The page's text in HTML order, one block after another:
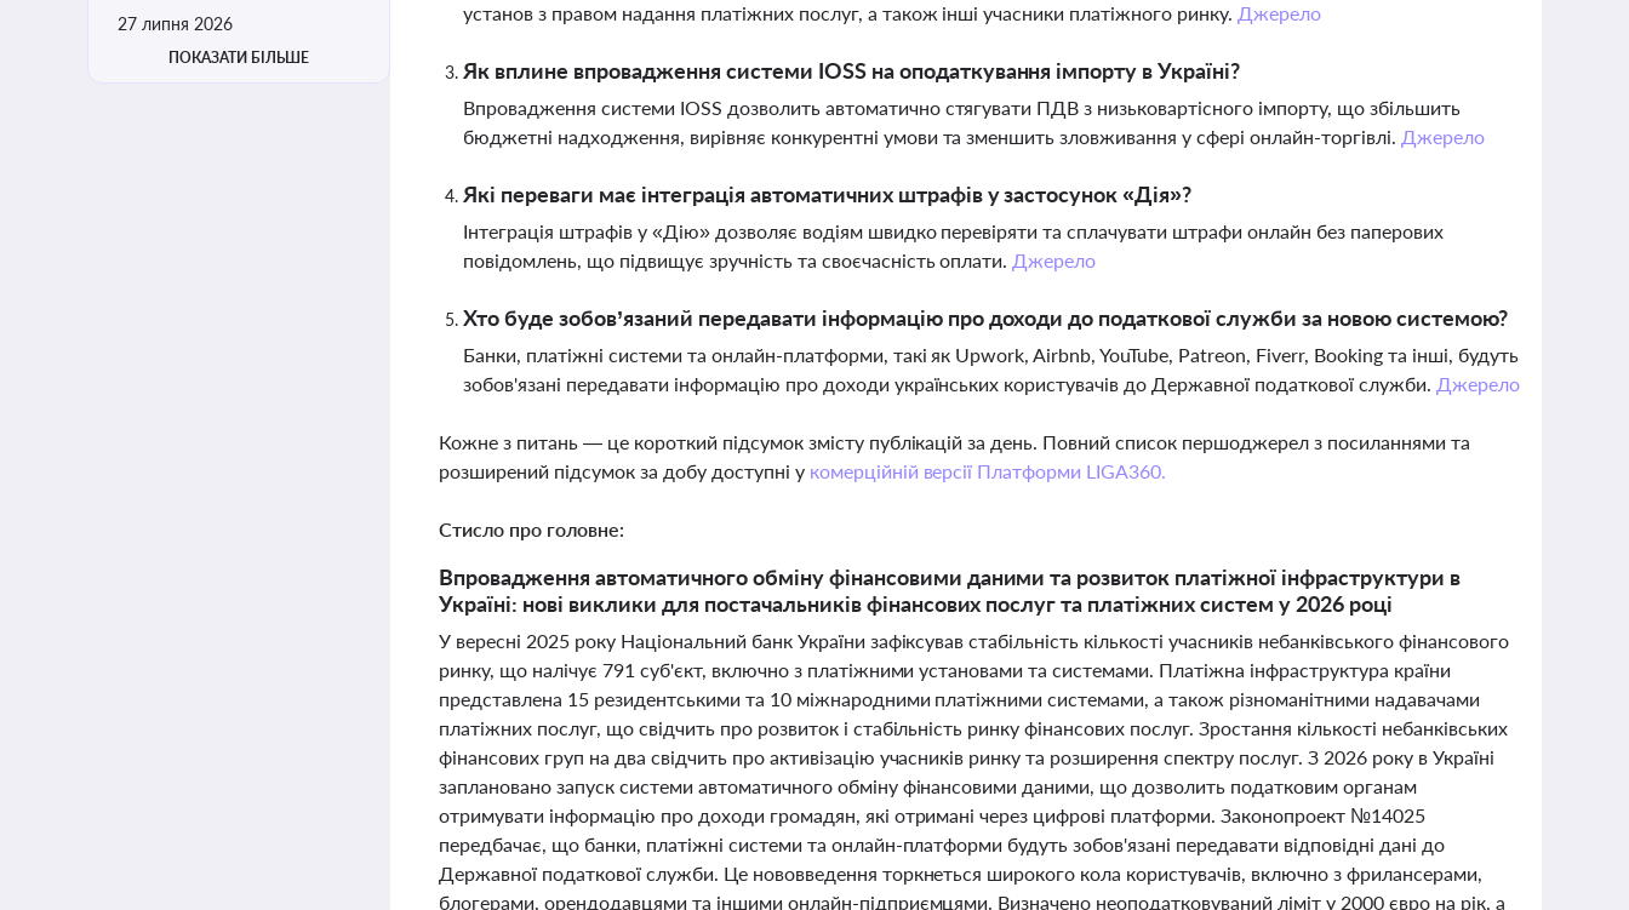
27 липня 2026
ПОКАЗАТИ БІЛЬШЕ
установ з правом надання платіжних послуг, а також інші учасники платіжного ринку. Джерело
Як вплине впровадження системи IOSS на оподаткування імпорту в Україні?
Впровадження системи IOSS дозволить автоматично стягувати ПДВ з низьковартісного імпорту, що збільшить
бюджетні надходження, вирівняє конкурентні умови та зменшить зловживання у сфері онлайн-торгівлі. Джерело
Які переваги має інтеграція автоматичних штрафів у застосунок «Дія»?
Інтеграція штрафів у «Дію» дозволяє водіям швидко перевіряти та сплачувати штрафи онлайн без паперових
повідомлень, що підвищує зручність та своєчасність оплати. Джерело
Хто буде зобов’язаний передавати інформацію про доходи до податкової служби за новою системою?
Банки, платіжні системи та онлайн-платформи, такі як Upwork, Airbnb, YouTube, Patreon, Fiverr, Booking та інші, будуть
зобов'язані передавати інформацію про доходи українських користувачів до Державної податкової служби. Джерело
Кожне з питань — це короткий підсумок змісту публікацій за день. Повний список першоджерел з посиланнями та
розширений підсумок за добу доступні у комерційній версії Платформи LIGA360.
Стисло про головне:
Впровадження автоматичного обміну фінансовими даними та розвиток платіжної інфраструктури в
Україні: нові виклики для постачальників фінансових послуг та платіжних систем у 2026 році
У вересні 2025 року Національний банк України зафіксував стабільність кількості учасників небанківського фінансового
ринку, що налічує 791 суб'єкт, включно з платіжними установами та системами. Платіжна інфраструктура країни
представлена 15 резидентськими та 10 міжнародними платіжними системами, а також різноманітними надавачами
платіжних послуг, що свідчить про розвиток і стабільність ринку фінансових послуг. Зростання кількості небанківських
фінансових груп на два свідчить про активізацію учасників ринку та розширення спектру послуг. З 2026 року в Україні
заплановано запуск системи автоматичного обміну фінансовими даними, що дозволить податковим органам
отримувати інформацію про доходи громадян, які отримані через цифрові платформи. Законопроект №14025
передбачає, що банки, платіжні системи та онлайн-платформи будуть зобов'язані передавати відповідні дані до
Державної податкової служби. Це нововведення торкнеться широкого кола користувачів, включно з фрилансерами,
блогерами, орендодавцями та іншими онлайн-підприємцями. Визначено неоподатковуваний ліміт у 2000 євро на рік, а